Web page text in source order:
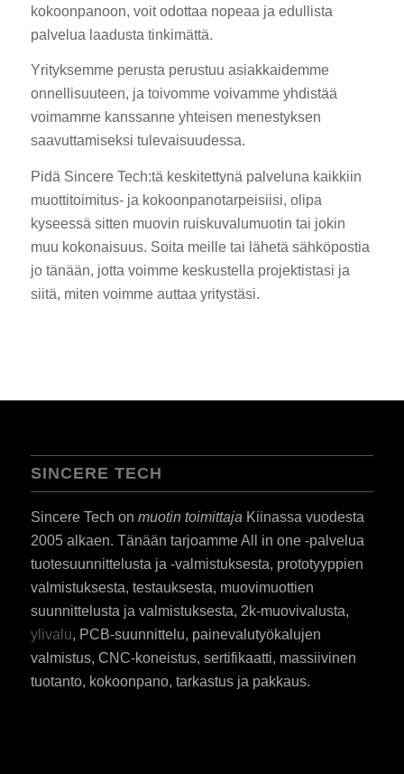
kokoonpanoon, voit odottaa nopeaa ja edullista
palvelua laadusta tinkimättä.
Yrityksemme perusta perustuu asiakkaidemme
onnellisuuteen, ja toivomme voivamme yhdistää
voimamme kanssanne yhteisen menestyksen
saavuttamiseksi tulevaisuudessa.
Pidä Sincere Tech:tä keskitettynä palveluna kaikkiin
muottitoimitus- ja kokoonpanotarpeisiisi, olipa
kyseessä sitten muovin ruiskuvalumuotin tai jokin
muu kokonaisuus. Soita meille tai lähetä sähköpostia
jo tänään, jotta voimme keskustella projektistasi ja
siitä, miten voimme auttaa yritystäsi.
SINCERE TECH
Sincere Tech on muotin toimittaja Kiinassa vuodesta
2005 alkaen. Tänään tarjoamme All in one -palvelua
tuotesuunnittelusta ja -valmistuksesta, prototyyppien
valmistuksesta, testauksesta, muovimuottien
suunnittelusta ja valmistuksesta, 2k-muovivalusta,
ylivalu, PCB-suunnittelu, painevalutyökalujen
valmistus, CNC-koneistus, sertifikaatti, massiivinen
tuotanto, kokoonpano, tarkastus ja pakkaus.